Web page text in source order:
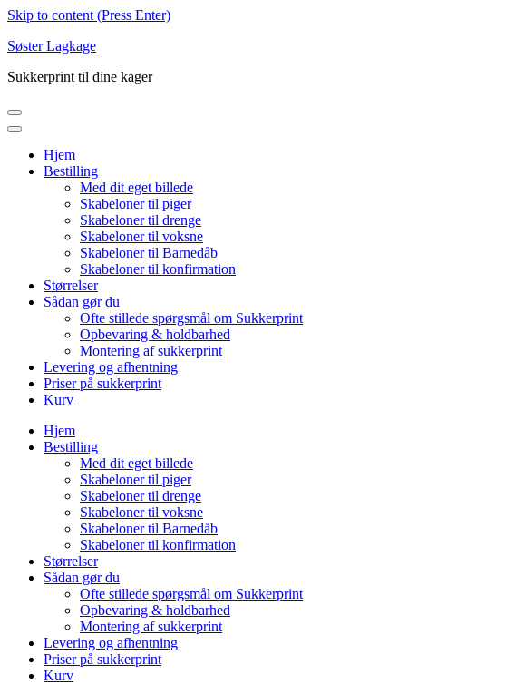
Skip to content (Press Enter)
Søster Lagkage
Sukkerprint til dine kager
Hjem
Bestilling
Med dit eget billede
Skabeloner til piger
Skabeloner til drenge
Skabeloner til voksne
Skabeloner til Barnedåb
Skabeloner til konfirmation
Størrelser
Sådan gør du
Ofte stillede spørgsmål om Sukkerprint
Opbevaring & holdbarhed
Montering af sukkerprint
Levering og afhentning
Priser på sukkerprint
Kurv
Hjem
Bestilling
Med dit eget billede
Skabeloner til piger
Skabeloner til drenge
Skabeloner til voksne
Skabeloner til Barnedåb
Skabeloner til konfirmation
Størrelser
Sådan gør du
Ofte stillede spørgsmål om Sukkerprint
Opbevaring & holdbarhed
Montering af sukkerprint
Levering og afhentning
Priser på sukkerprint
Kurv